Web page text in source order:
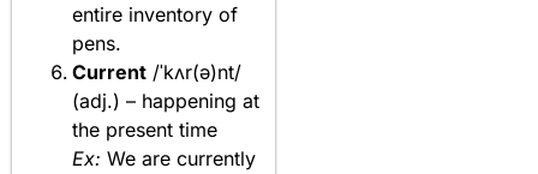
entire inventory of
pens.
Current /ˈkʌr(ə)nt/
(adj.) – happening at
the present time
Ex: We are currently